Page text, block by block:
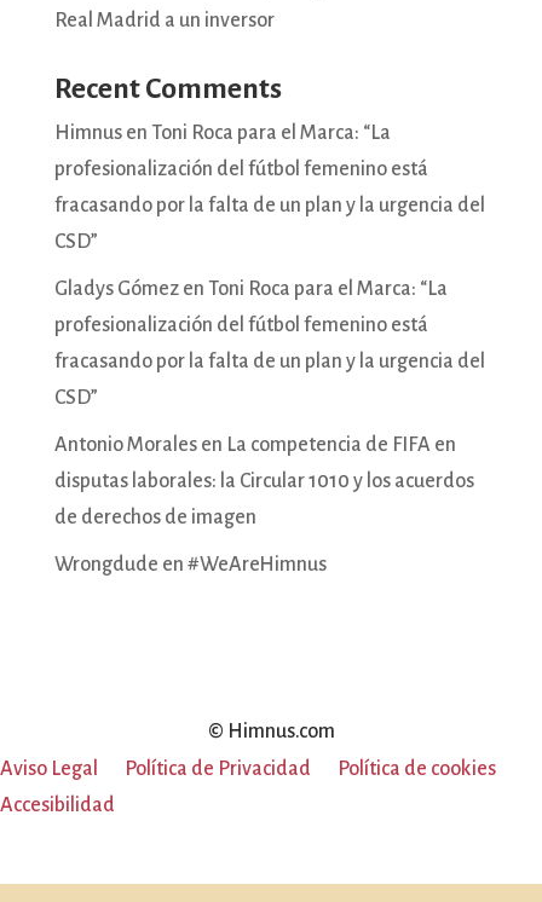
Real Madrid a un inversor
Recent Comments
Himnusen Toni Roca para el Marca: “La
profesionalización del fútbol femenino está
fracasando por la falta de un plan y la urgencia del
CSD”
Gladys Gómezen Toni Roca para el Marca: “La
profesionalización del fútbol femenino está
fracasando por la falta de un plan y la urgencia del
CSD”
Antonio Moralesen La competencia de FIFA en
disputas laborales: la Circular 1010 y los acuerdos
de derechos de imagen
Wrongdude en #WeAreHimnus
© Himnus.com
Aviso Legal
Política de Privacidad
Política de cookies
Accesibilidad